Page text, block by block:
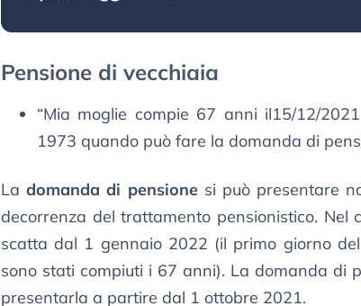
Pensione di vecchiaia
“Mia moglie compie 67 anni il15/12/
1973 quando può fare la domanda di
Ladomanda di pensionesi può presentare
decorrenza del trattamento pensionistico. Nel
scatta dal 1 gennaio 2022 (il primo giorno
sono stati compiuti i 67 anni). La domanda di
presentarla a partire dal 1 ottobre 2021.